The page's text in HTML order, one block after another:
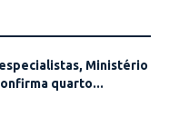
Ministério
quarto...